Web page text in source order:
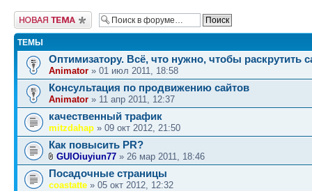
Новая тема
ТЕМЫ
Оптимизатору. Всё, что нужно, чтобы раскрутить
Animator » 01 июл 2011, 18:58
Консультация по продвижению сайтов
Animator » 11 апр 2011, 12:37
качественный трафик
mitzdahap » 09 окт 2012, 21:50
Как повысить PR?
GUIOiuyiun77 » 26 мар 2011, 18:46
Посадочные страницы
coastatte » 05 окт 2012, 12:32